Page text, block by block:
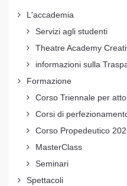
L'accademia
Servizi agli studenti
Theatre Academy
informazioni sulla
Formazione
Corso Triennale per
Corsi di
Corso Propedeutico
MasterClass
Seminari
Spettacoli